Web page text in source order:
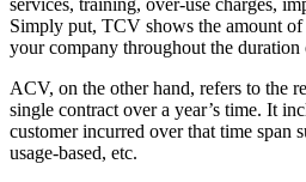
services, training, over-use charges,
Simply put, TCV shows the amount
your company throughout the duration
ACV, on the other hand, refers to the
single contract over a year’s time. It
customer incurred over that time span
usage-based, etc.